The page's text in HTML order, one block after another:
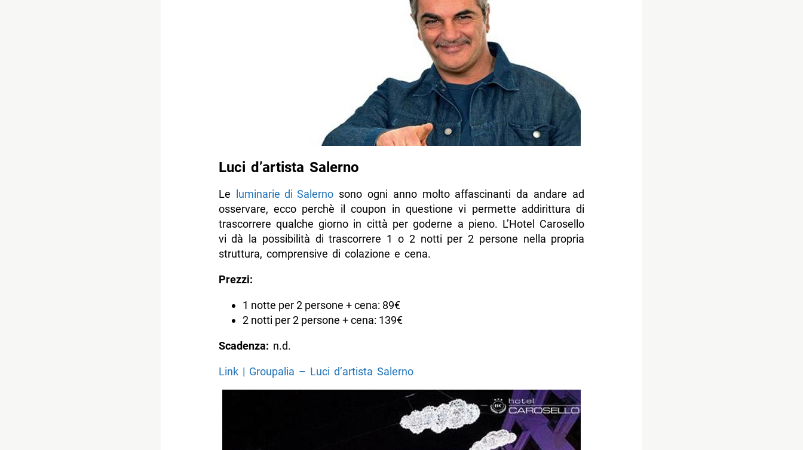
Luci d’artista Salerno
Le luminarie di Salernosono ogni anno molto affascinanti da andare ad
osservare, ecco perchè il coupon in questione vi permette addirittura di
trascorrere qualche giorno in città per goderne a pieno. L’Hotel Carosello
vi dà la possibilità di trascorrere 1 o 2 notti per 2 persone nella propria
struttura, comprensive di colazione e cena.
Prezzi:
1 notte per 2 persone + cena: 89€
2 notti per 2 persone + cena: 139€
Scadenza: n.d.
Link | Groupalia – Luci d’artista Salerno